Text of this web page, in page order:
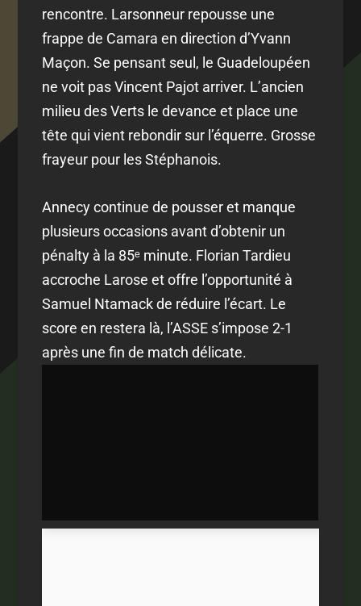
rencontre. Larsonneur repousse une
frappe de Camara en direction d’Yvann
Maçon. Se pensant seul, le Guadeloupéen
ne voit pas Vincent Pajot arriver. L’ancien
milieu des Verts le devance et place une
tête qui vient rebondir sur l’équerre. Grosse
frayeur pour les Stéphanois.
Annecy continue de pousser et manque
plusieurs occasions avant d’obtenir un
pénalty à la 85ᵉ minute. Florian Tardieu
accroche Larose et offre l’opportunité à
Samuel Ntamack de réduire l’écart. Le
score en restera là, l’ASSE s’impose 2-1
après une fin de match délicate.